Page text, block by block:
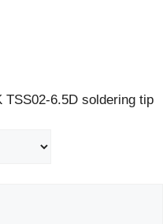
TSS02-6.5D soldering tip